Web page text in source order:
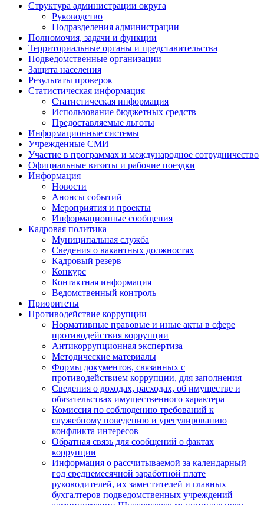
Структура администрации округа
Руководство
Подразделения администрации
Полномочия, задачи и функции
Территориальные органы и представительства
Подведомственные организации
Защита населения
Результаты проверок
Статистическая информация
Статистическая информация
Использование бюджетных средств
Предоставляемые льготы
Информационные системы
Учрежденные СМИ
Участие в программах и международное сотрудничество
Официальные визиты и рабочие поездки
Информация
Новости
Анонсы событий
Мероприятия и проекты
Информационные сообщения
Кадровая политика
Муниципальная служба
Сведения о вакантных должностях
Кадровый резерв
Конкурс
Контактная информация
Ведомственный контроль
Приоритеты
Противодействие коррупции
Нормативные правовые и иные акты в сфере
противодействия коррупции
Антикоррупционная экспертиза
Методические материалы
Формы документов, связанных с
противодействием коррупции, для заполнения
Сведения о доходах, расходах, об имуществе и
обязательствах имущественного характера
Комиссия по соблюдению требований к
служебному поведению и урегулированию
конфликта интересов
Обратная связь для сообщений о фактах
коррупции
Информация о рассчитываемой за календарный
год среднемесячной заработной плате
руководителей, их заместителей и главных
бухгалтеров подведомственных учреждений